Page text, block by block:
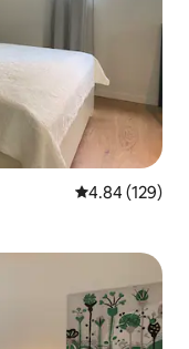
평점 4.84점(5
4.84 (129)